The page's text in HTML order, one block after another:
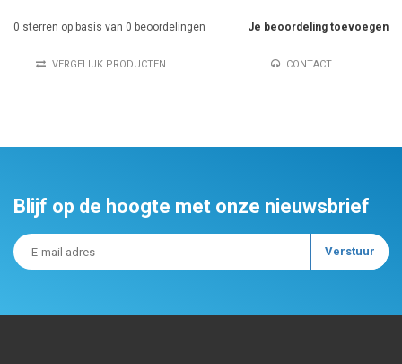
Je beoordeling toevoegen
0 sterren op basis van 0 beoordelingen
VERGELIJK PRODUCTEN CONTACT
Blijf op de hoogte met onze nieuwsbrief